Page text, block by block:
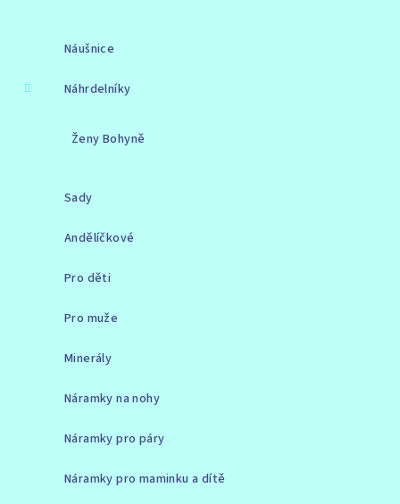
Náušnice
Náhrdelníky
Ženy Bohyně
Sady
Andělíčkové
Pro děti
Pro muže
Minerály
Náramky na nohy
Náramky pro páry
Náramky pro maminku a dítě